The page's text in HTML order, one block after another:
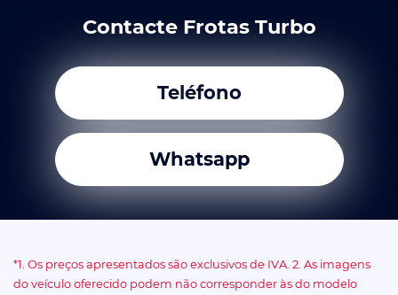
Contacte Frotas Turbo
Teléfono
Whatsapp
*1. Os preços apresentados são exclusivos de IVA. 2. As imagens
do veículo oferecido podem não corresponder às do modelo